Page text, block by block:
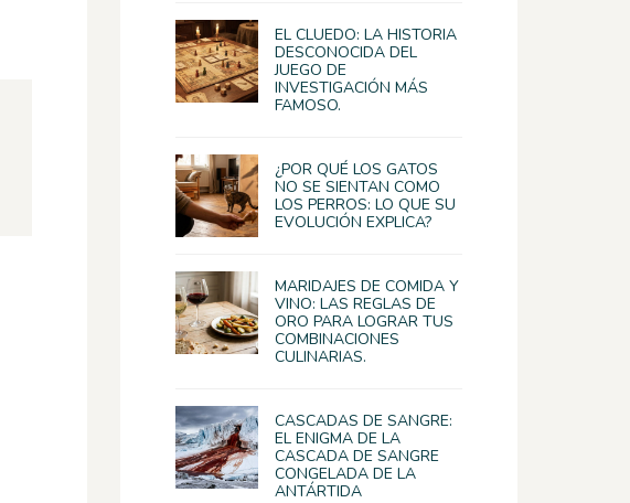
EL CLUEDO: LA HISTORIA
DESCONOCIDA DEL
JUEGO DE
INVESTIGACIÓN MÁS
FAMOSO.
¿POR QUÉ LOS GATOS
NO SE SIENTAN COMO
LOS PERROS: LO QUE SU
EVOLUCIÓN EXPLICA?
MARIDAJES DE COMIDA Y
VINO: LAS REGLAS DE
ORO PARA LOGRAR TUS
COMBINACIONES
CULINARIAS.
CASCADAS DE SANGRE:
EL ENIGMA DE LA
CASCADA DE SANGRE
CONGELADA DE LA
ANTÁRTIDA